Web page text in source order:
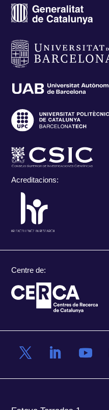
Acreditacions:
Centre de: